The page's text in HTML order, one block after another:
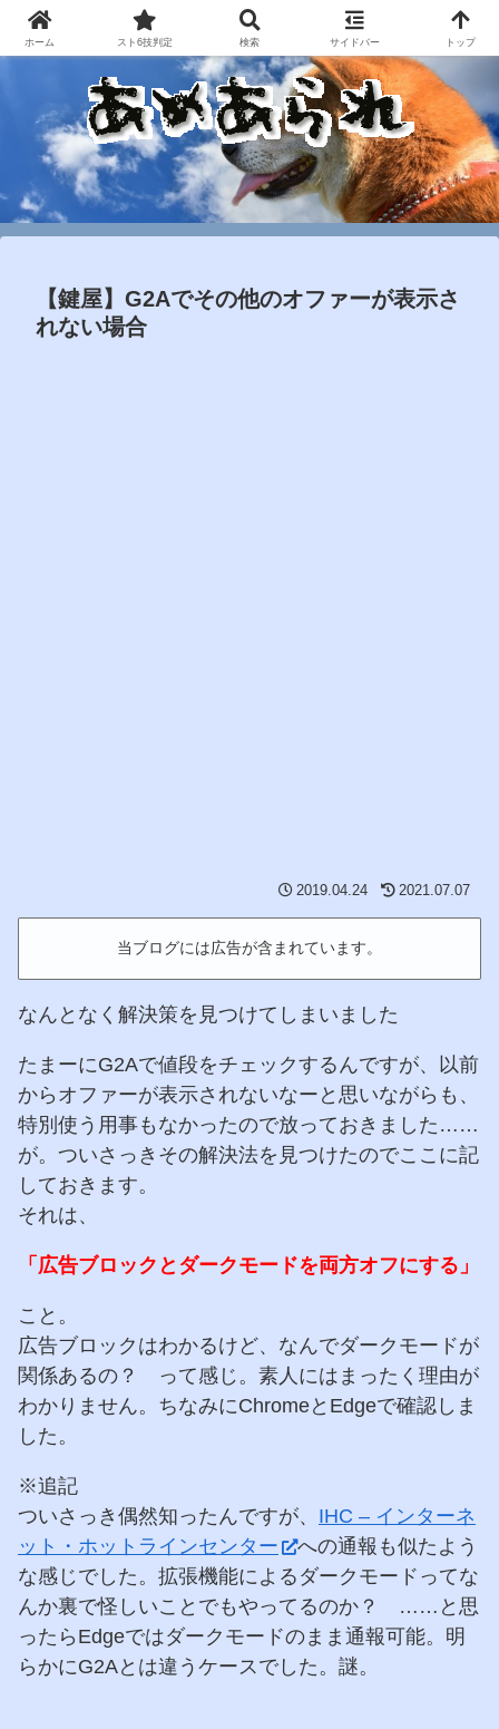
【鍵屋】G2Aでその他のオファーが表示さ
れない場合
2019.04.24 2021.07.07
当ブログには広告が含まれています。
なんとなく解決策を見つけてしまいました
たまーにG2Aで値段をチェックするんですが、以前
からオファーが表示されないなーと思いながらも、
特別使う用事もなかったので放っておきました……
が。ついさっきその解決法を見つけたのでここに記
しておきます。
それは、
「広告ブロックとダークモードを両方オフにする」
こと。
広告ブロックはわかるけど、なんでダークモードが
関係あるの？ って感じ。素人にはまったく理由が
わかりません。ちなみにChromeとEdgeで確認しま
した。
※追記
ついさっき偶然知ったんですが、 IHC – インターネ
ット・ホットラインセンター
への通報も似たよう
な感じでした。拡張機能によるダークモードってな
んか裏で怪しいことでもやってるのか？ ……と思
ったらEdgeではダークモードのまま通報可能。明
らかにG2Aとは違うケースでした。謎。
ホーム スト6技判定 検索 サイドバー トップ